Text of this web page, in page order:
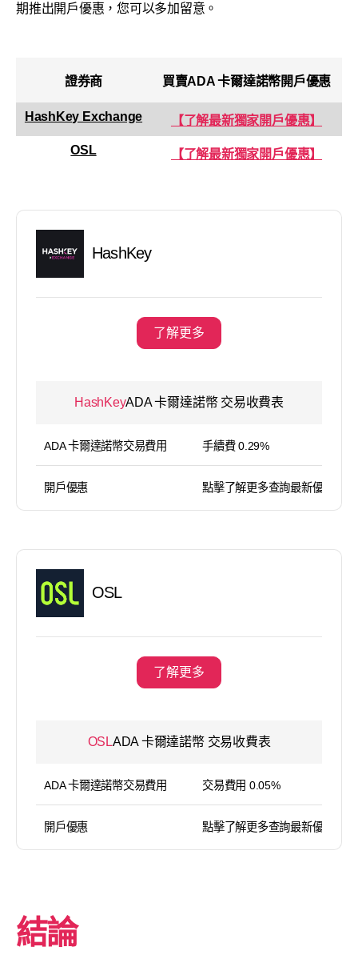
期推出開戶優惠，您可以多加留意。
證券商 買賣ADA 卡爾達諾幣開戶優惠
HashKey Exchange 【了解最新獨家開戶優惠】
OSL 【了解最新獨家開戶優惠】
HashKey
了解更多
HashKeyADA 卡爾達諾幣 交易收費表
ADA 卡爾達諾幣交易費用 手續費 0.29%
開戶優惠 點擊了解更多查詢最新優惠
OSL
了解更多
OSLADA 卡爾達諾幣 交易收費表
ADA 卡爾達諾幣交易費用 交易費用 0.05%
開戶優惠 點擊了解更多查詢最新優惠
結論